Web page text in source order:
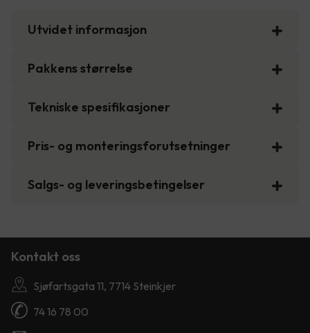
Utvidet informasjon
Pakkens størrelse
Tekniske spesifikasjoner
Pris- og monteringsforutsetninger
Salgs- og leveringsbetingelser
Kontakt oss
Sjøfartsgata 11, 7714 Steinkjer
74 16 78 00